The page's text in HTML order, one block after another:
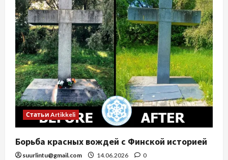
Статьи Artikkeli
Борьба красных вождей с Финской историей
suurlintu@gmail.com 14.06.2026 0